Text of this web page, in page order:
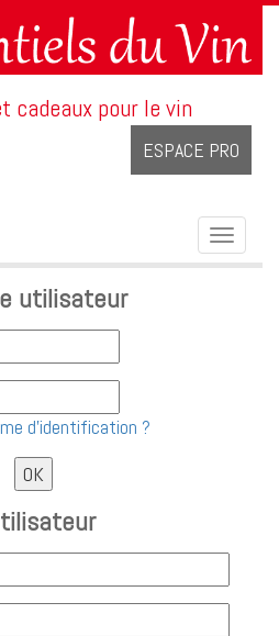
cadeaux pour le vin
ESPACE PRO
Toggle
utilisateur
d'identification ?